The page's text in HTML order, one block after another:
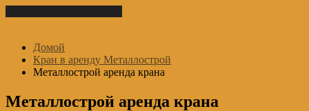
Домой
Кран в аренду Металлострой
Металлострой аренда крана
Металлострой аренда крана